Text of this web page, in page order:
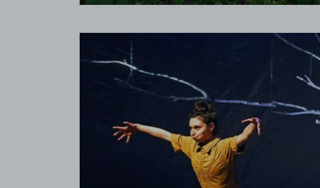
Danse
Prélude
Né du souffle du premier cri et du
mouvement vital, Prélude est une pièce
qui interroge les commencements : celui
d’un geste, d’une oeuvre, d’une vie.
Kader Attou convoque ses origines – le